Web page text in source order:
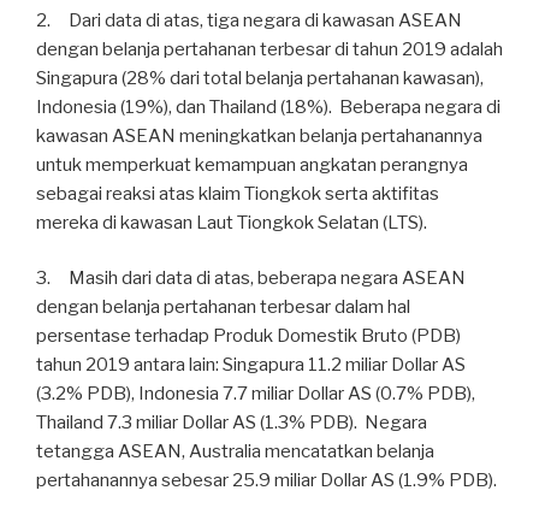
2. Dari data di atas, tiga negara di kawasan ASEAN
dengan belanja pertahanan terbesar di tahun 2019 adalah
Singapura (28% dari total belanja pertahanan kawasan),
Indonesia (19%), dan Thailand (18%). Beberapa negara di
kawasan ASEAN meningkatkan belanja pertahanannya
untuk memperkuat kemampuan angkatan perangnya
sebagai reaksi atas klaim Tiongkok serta aktifitas
mereka di kawasan Laut Tiongkok Selatan (LTS).
3. Masih dari data di atas, beberapa negara ASEAN
dengan belanja pertahanan terbesar dalam hal
persentase terhadap Produk Domestik Bruto (PDB)
tahun 2019 antara lain: Singapura 11.2 miliar Dollar AS
(3.2% PDB), Indonesia 7.7 miliar Dollar AS (0.7% PDB),
Thailand 7.3 miliar Dollar AS (1.3% PDB). Negara
tetangga ASEAN, Australia mencatatkan belanja
pertahanannya sebesar 25.9 miliar Dollar AS (1.9% PDB).